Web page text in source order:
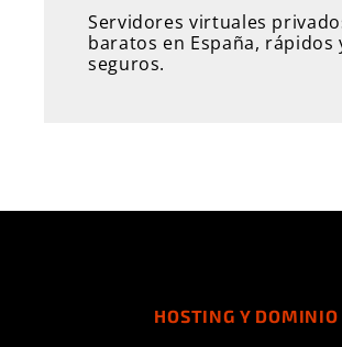
Servidores virtuales
baratos en España, rápidos
seguros.
HOSTING Y DOMINIO